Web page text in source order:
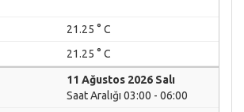
21.25 ° C
21.25 ° C
11 Ağustos 2026 Salı
Saat Aralığı 03:00 - 06:00